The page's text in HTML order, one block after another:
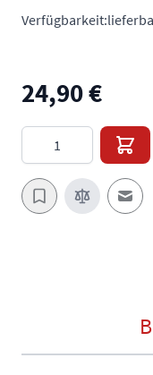
Verfügbarkeit:
24,90 €
E-